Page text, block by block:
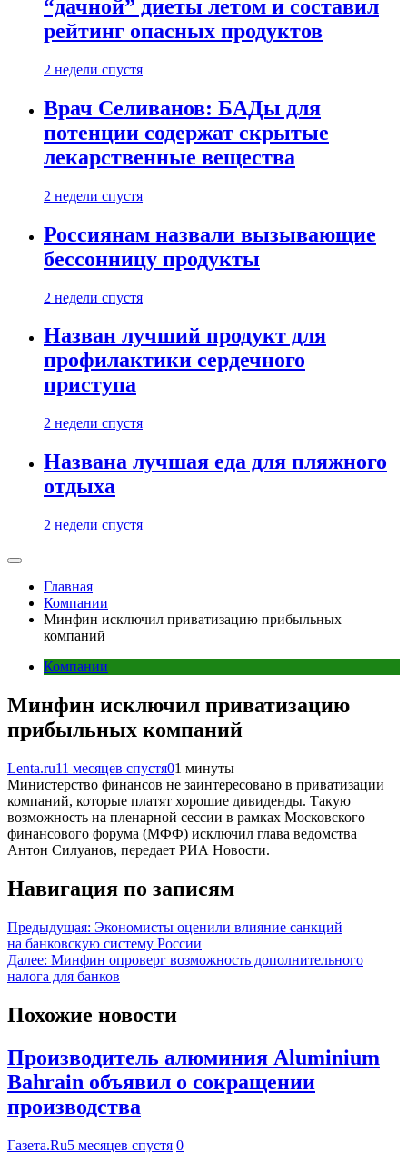
“дачной” диеты летом и составил
рейтинг опасных продуктов
2 недели спустя
Врач Селиванов: БАДы для
потенции содержат скрытые
лекарственные вещества
2 недели спустя
Россиянам назвали вызывающие
бессонницу продукты
2 недели спустя
Назван лучший продукт для
профилактики сердечного
приступа
2 недели спустя
Названа лучшая еда для пляжного
отдыха
2 недели спустя
Главная
Компании
Минфин исключил приватизацию прибыльных
компаний
Компании
Минфин исключил приватизацию
прибыльных компаний
Lenta.ru11 месяцев спустя01 минуты
Министерство финансов не заинтересовано в приватизации
компаний, которые платят хорошие дивиденды. Такую
возможность на пленарной сессии в рамках Московского
финансового форума (МФФ) исключил глава ведомства
Антон Силуанов, передает РИА Новости.
Навигация по записям
Предыдущая: Экономисты оценили влияние санкций
на банковскую систему России
Далее: Минфин опроверг возможность дополнительного
налога для банков
Похожие новости
Производитель алюминия Aluminium
Bahrain объявил о сокращении
производства
Газета.Ru5 месяцев спустя 0